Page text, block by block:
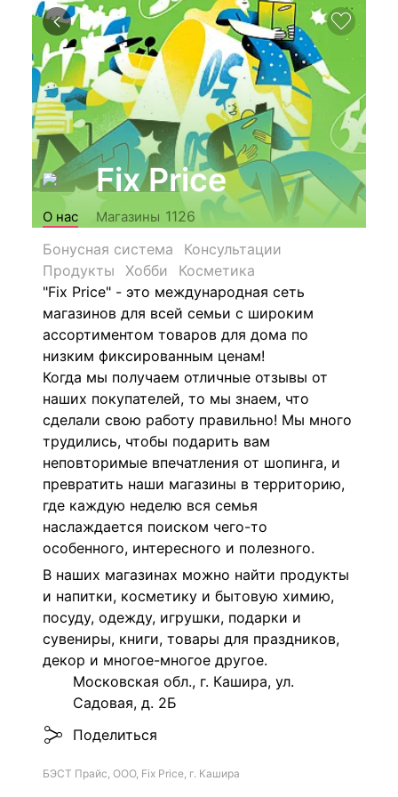
Fix Price
О нас Магазины 1126
Бонусная система
Консультации
Продукты
Хобби
Косметика
"Fix Price" - это международная сеть
магазинов для всей семьи с широким
ассортиментом товаров для дома по
низким фиксированным ценам!
Когда мы получаем отличные отзывы от
наших покупателей, то мы знаем, что
сделали свою работу правильно! Мы много
трудились, чтобы подарить вам
неповторимые впечатления от шопинга, и
превратить наши магазины в территорию,
где каждую неделю вся семья
наслаждается поиском чего-то
особенного, интересного и полезного.
В наших магазинах можно найти продукты
и напитки, косметику и бытовую химию,
посуду, одежду, игрушки, подарки и
сувениры, книги, товары для праздников,
декор и многое-многое другое.
Московская обл., г. Кашира, ул.
Садовая, д. 2Б
Поделиться
БЭСТ Прайс, ООО, Fix Price, г. Кашира